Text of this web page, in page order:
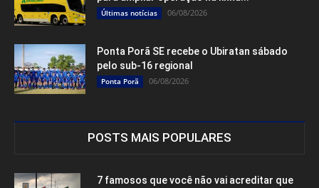
Últimas notícias 06/08/2026
Ponta Porã SE recebe o Ubiratan sábado
pelo sub-16 regional
Ponta Porã 06/08/2026
POSTS MAIS POPULARES
7 famosos que você não vai acreditar que